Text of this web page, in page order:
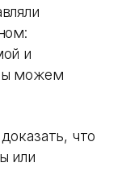
и
можем
что
или